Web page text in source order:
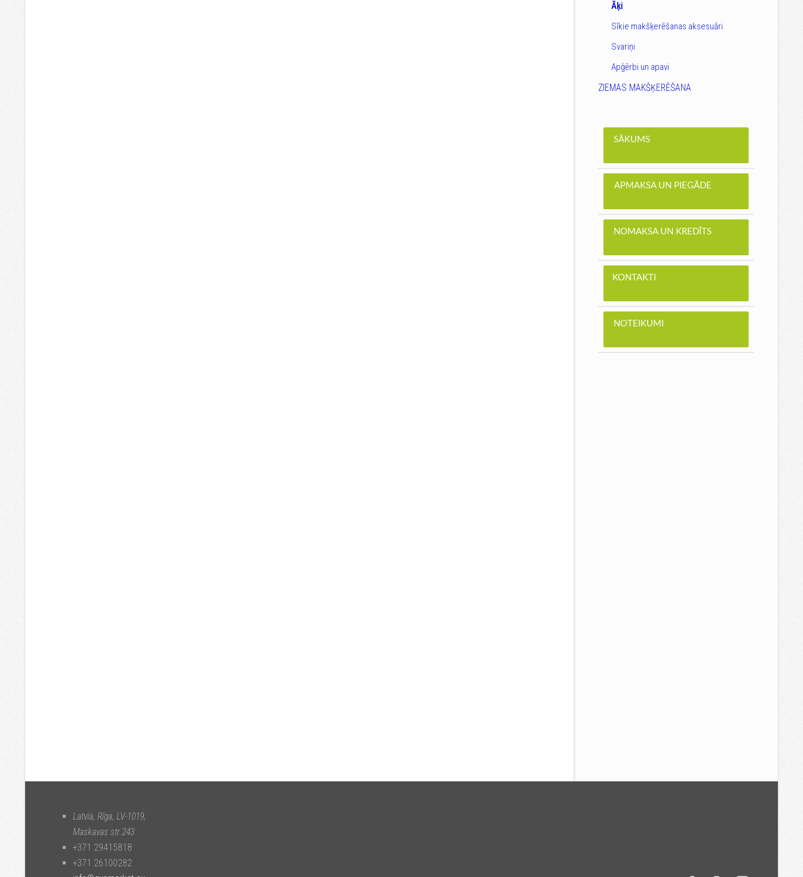
Āķi
Sīkie makšķerēšanas aksesuāri
Svariņi
Apģērbi un apavi
ZIEMAS MAKŠĶERĒŠANA
SĀKUMS
APMAKSA UN PIEGĀDE
NOMAKSA UN KREDĪTS
KONTAKTI
NOTEIKUMI
Latvia, Rīga, LV-1019,
Maskavas str.243
+371 29415818
+371 26100282